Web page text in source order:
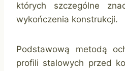
których szczególne
wykończenia konstrukcji.
Podstawową metodą
profili stalowych przed